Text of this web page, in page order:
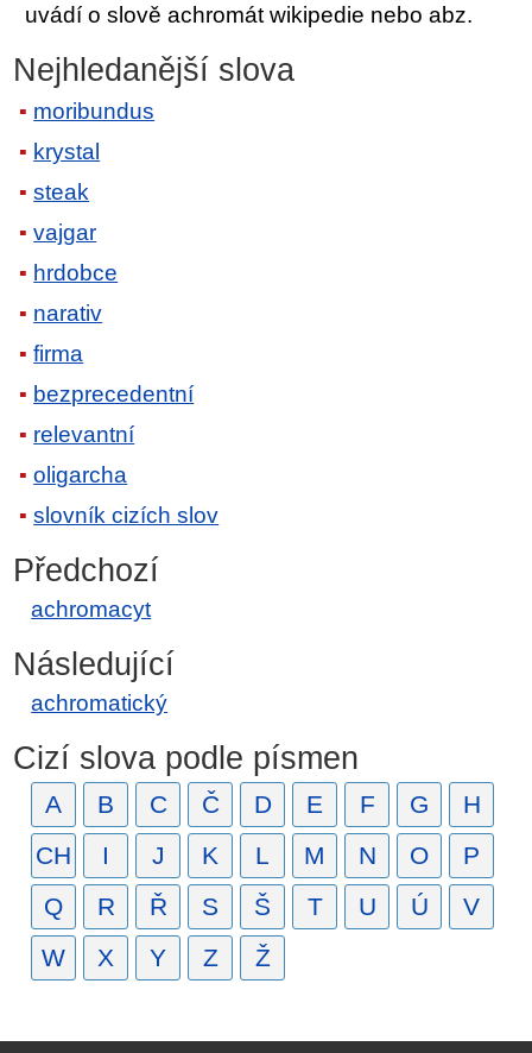
uvádí o slově achromát wikipedie nebo abz.
Nejhledanější slova
moribundus
krystal
steak
vajgar
hrdobce
narativ
firma
bezprecedentní
relevantní
oligarcha
slovník cizích slov
Předchozí
achromacyt
Následující
achromatický
Cizí slova podle písmen
A B C Č D E F G
H
CH
I J K L M N O
P
Q
R Ř S Š T U Ú
V
W
X Y Z Ž